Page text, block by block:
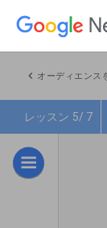
chevron_left オーディエンス
レッスン 5/ 7